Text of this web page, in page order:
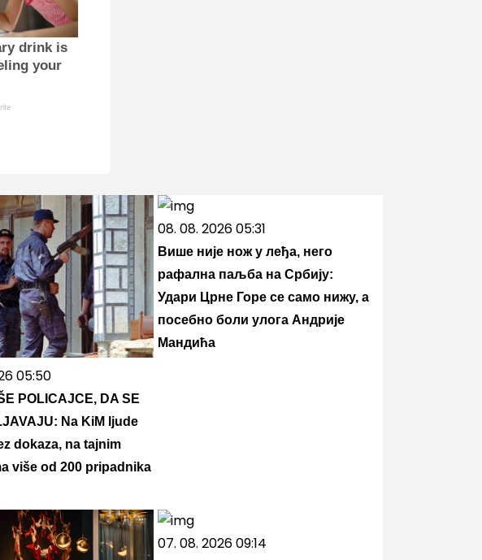
drink is
your
05:50
POLICAJCE, DA SE
Na KiM ljude
dokaza, na tajnim
više od 200 pripadnika
08. 08. 2026 05:31
Више није нож у леђа, него
рафална паљба на Србију:
Удари Црне Горе се само нижу, а
посебно боли улога Андрије
Мандића
07. 08. 2026 09:14